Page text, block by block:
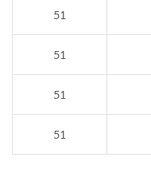
51
51
51
51